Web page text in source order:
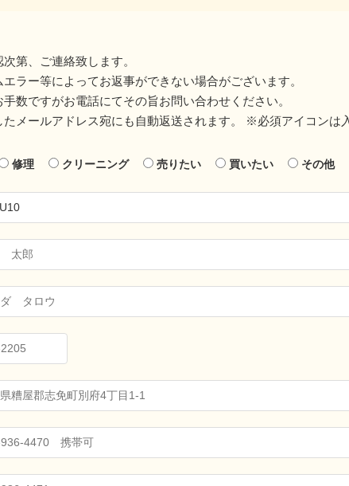
第、ご連絡致します。
ラー等によってお返事ができない場合がございます。
数ですがお電話にてその旨お問い合わせください。
メールアドレス宛にも自動返送されます。 ※必須アイコンは
修理 クリーニング 売りたい 買いたい その他